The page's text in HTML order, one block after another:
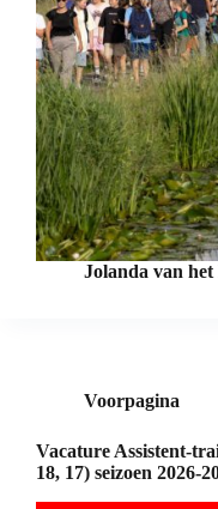
Jolanda van
Voorpagina
Vacature Assistent-
18, 17) seizoen 2026-